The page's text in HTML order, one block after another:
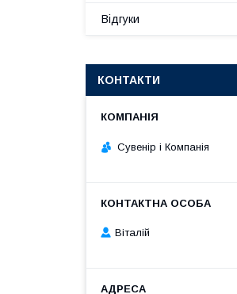
Відгуки
КОНТАКТИ
Сувенір і Компанія
Віталій